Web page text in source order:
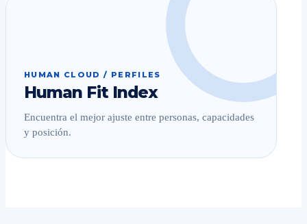
HUMAN CLOUD / PERFILES
Human Fit Index
Encuentra el mejor ajuste entre personas, capacidades
y posición.